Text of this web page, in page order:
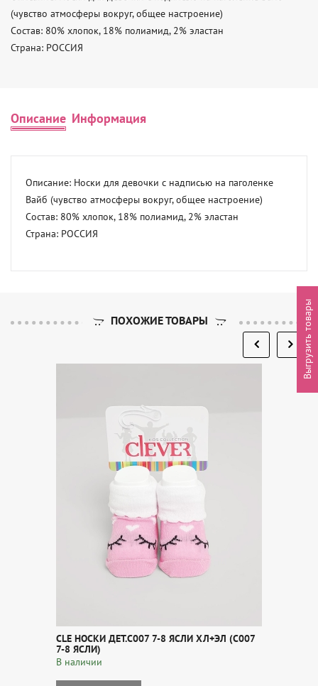
(чувство атмосферы вокруг, общее настроение)
Состав: 80% хлопок, 18% полиамид, 2% эластан
Страна: РОССИЯ
Описание Информация
Описание: Носки для девочки с надписью на паголенке
Вайб (чувство атмосферы вокруг, общее настроение)
Состав: 80% хлопок, 18% полиамид, 2% эластан
Страна: РОССИЯ
ПОХОЖИЕ ТОВАРЫ
CLE НОСКИ ДЕТ.С007 7-8 ЯСЛИ ХЛ+ЭЛ (С007
7-8 ЯСЛИ)
В наличии
Выгрузить товары